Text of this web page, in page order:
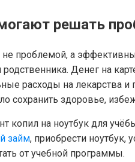
решать
не проблемой, а
родственника. Денег на
расходы на лекарства
сохранить здоровье,
копил на ноутбук для
займ, приобрести ноутбук,
от учебной программы.